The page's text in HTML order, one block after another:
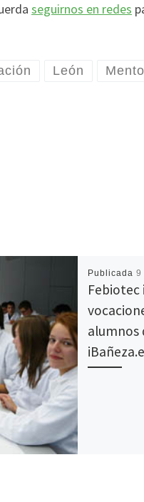
seguirnos en redes
León
Publicada 9
alumnos